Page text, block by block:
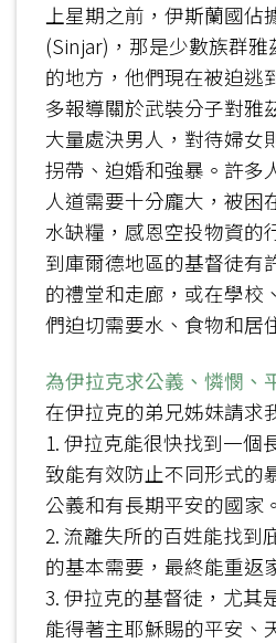
上星期之前，伊斯蘭國佔
(Sinjar)，那是少數族群
的地方，他們現在被迫逃
多報導關於武裝分子對雅
大量處決男人，對待婦女
拐帶、迫婚和強暴。許多
人道需要十分龐大，被困
水缺糧，感恩空投物資的
到庫爾德地區的基督徒有
的禮堂和走廊，或在學校
們迫切需要水、食物和居
為伊拉克求公義、憐憫、
在伊拉克的弟兄姊妹請求
1. 伊拉克能很快找到一個
致能有效防止不同形式的
公義和有長期平安的國家。
2. 流離失所的百姓能找到
的基本需要，最終能重返
3. 伊拉克的基督徒，尤其
能得著主耶穌賜的平安、